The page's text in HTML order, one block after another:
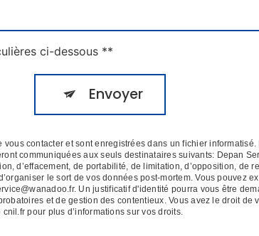
ci-dessous **
Envoyer
contacter et sont enregistrées dans un fichier
communiquées aux seuls destinataires suivants: Depan
d’effacement, de portabilité, de limitation, d’opposition, de
le sort de vos données post-mortem. Vous pouvez
Un justificatif d'identité pourra vous être
et de gestion des contentieux. Vous avez le droit
pour plus d’informations sur vos droits.